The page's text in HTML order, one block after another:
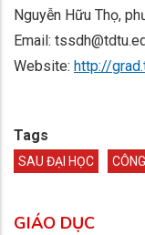
Nguyễn Hữu Thọ,
Email:
Website: http://
Tags
SAU ĐẠI HỌC
GIÁO DỤC